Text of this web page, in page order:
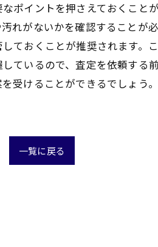
ポイントを押さえておくこと
れがないかを確認することが
おくことが推奨されます。
ているので、査定を依頼する
受けることができるでしょう
一覧に戻る